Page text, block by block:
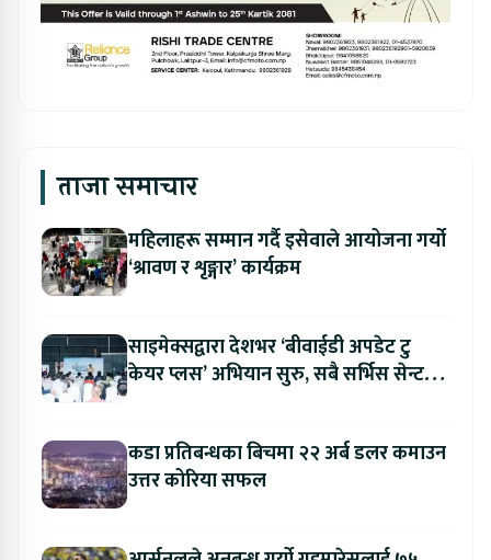
ताजा समाचार
महिलाहरू सम्मान गर्दै इसेवाले आयोजना गर्यो
‘श्रावण र शृङ्गार’ कार्यक्रम
साइमेक्सद्वारा देशभर ‘बीवाईडी अपडेट टु
केयर प्लस’ अभियान सुरु, सबै सर्भिस सेन्टरमा
कडा प्रतिबन्धका बिचमा २२ अर्ब डलर कमाउन
उत्तर कोरिया सफल